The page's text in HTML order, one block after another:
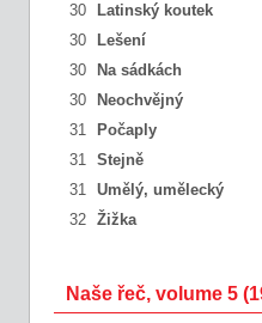
30
Latinský koutek
30
Lešení
30
Na sádkách
30
Neochvějný
31
Počaply
31
Stejně
31
Umělý, umělecký
32
Žižka
Naše řeč, volume 5